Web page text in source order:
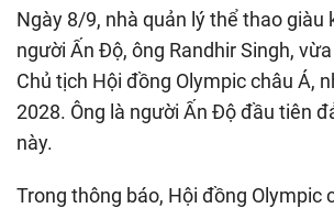
Ngày 8/9, nhà quản lý thể thao giàu
người Ấn Độ, ông Randhir Singh,
Chủ tịch Hội đồng Olympic châu Á,
2028. Ông là người Ấn Độ đầu tiên
này.
Trong thông báo, Hội đồng Olympic